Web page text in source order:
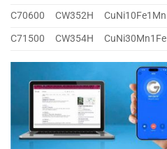
C70600
CW352H CuNi10Fe1Mn
C71500
CW354H CuNi30Mn1Fe